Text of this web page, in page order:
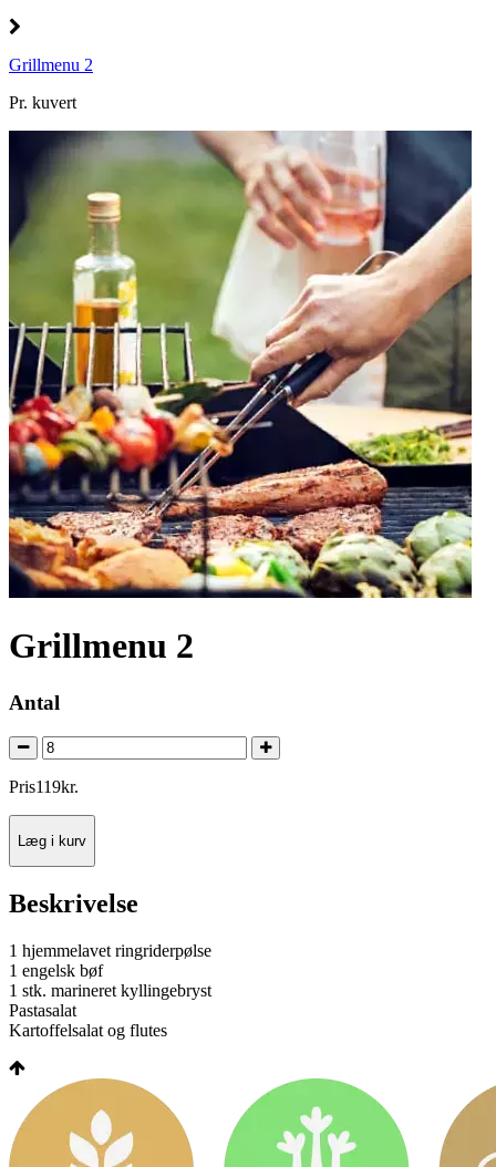
Grillmenu 2
Pr. kuvert
Grillmenu 2
Antal
Pris119kr.
Læg i kurv
Beskrivelse
1 hjemmelavet ringriderpølse
1 engelsk bøf
1 stk. marineret kyllingebryst
Pastasalat
Kartoffelsalat og flutes